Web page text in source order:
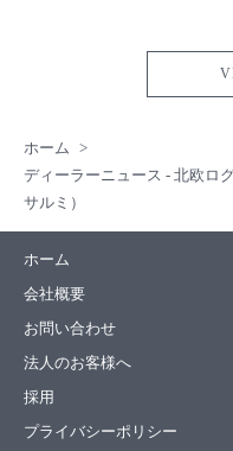
ホーム
ディーラーニュース - 北欧ロ
サルミ）
ホーム
会社概要
お問い合わせ
法人のお客様へ
採用
プライバシーポリシー